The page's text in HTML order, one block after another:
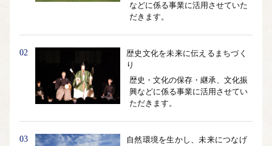
などに係る事業に活用させていた
だきます。
02
歴史文化を未来に伝えるまちづく
り
歴史・文化の保存・継承、文化振
興などに係る事業に活用させてい
ただきます。
03
自然環境を生かし、未来につなげ